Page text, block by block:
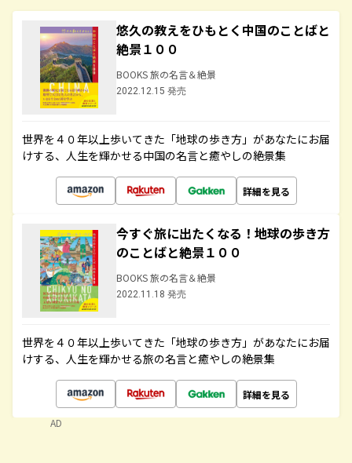
悠久の教えをひもとく中国のことばと
絶景１００
BOOKS 旅の名言＆絶景
2022.12.15 発売
世界を４０年以上歩いてきた「地球の歩き方」があなたにお届
けする、人生を輝かせる中国の名言と癒やしの絶景集
詳細を見る
今すぐ旅に出たくなる！地球の歩き方
のことばと絶景１００
BOOKS 旅の名言＆絶景
2022.11.18 発売
世界を４０年以上歩いてきた「地球の歩き方」があなたにお届
けする、人生を輝かせる旅の名言と癒やしの絶景集
詳細を見る
AD